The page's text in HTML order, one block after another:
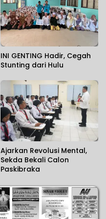
INI GENTING Hadir, Cegah
Stunting dari Hulu
Ajarkan Revolusi Mental,
Sekda Bekali Calon
Paskibraka